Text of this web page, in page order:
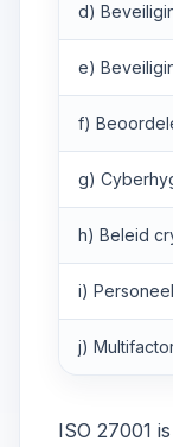
d)
e)
f)
g)
h) Beleid
i)
j)
ISO 27001